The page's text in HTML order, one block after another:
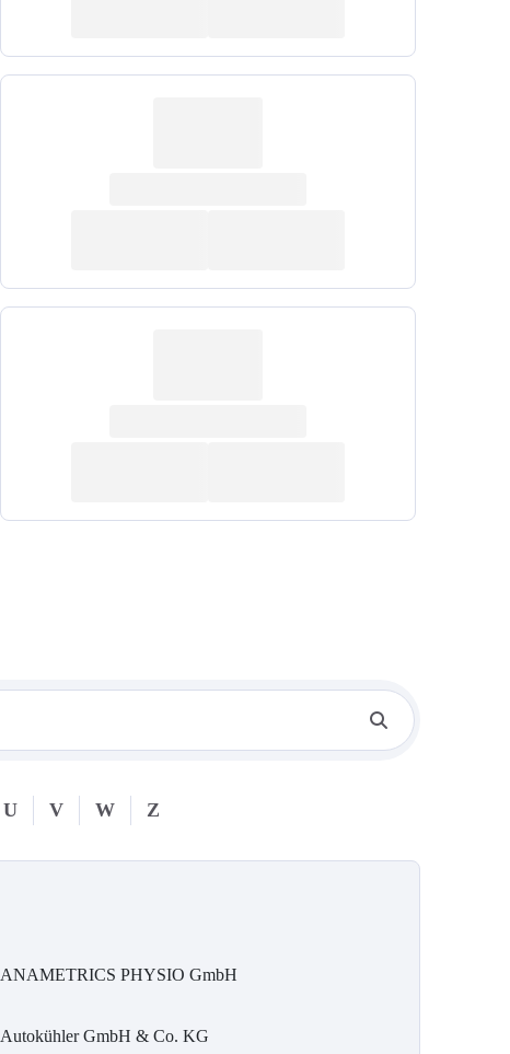
U V W Z
ANAMETRICS PHYSIO GmbH
Autokühler GmbH & Co. KG